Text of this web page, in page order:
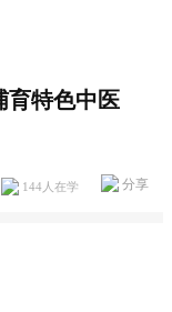
育特色中医
分享
144 人在学